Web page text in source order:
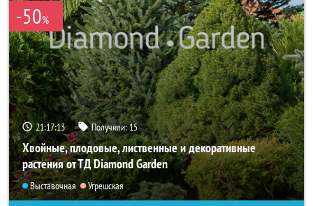
-50%
21:17:13 Получили:15
Хвойные, плодовые, лиственные и декоративные
растения от ТД Diamond Garden
Выставочная Угрешская